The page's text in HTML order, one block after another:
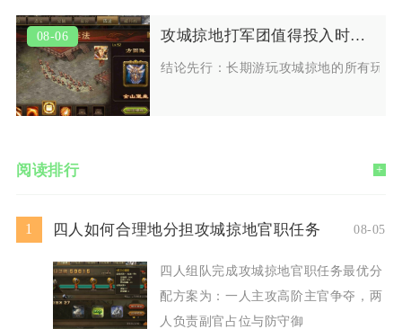
08-06 攻城掠地打军团值得投入时间吗
结论先行：长期游玩攻城掠地的所有玩
阅读排行 +
1 四人如何合理地分担攻城掠地官职任务 08-05
四人组队完成攻城掠地官职任务最优分
配方案为：一人主攻高阶主官争夺，两
人负责副官占位与防守御